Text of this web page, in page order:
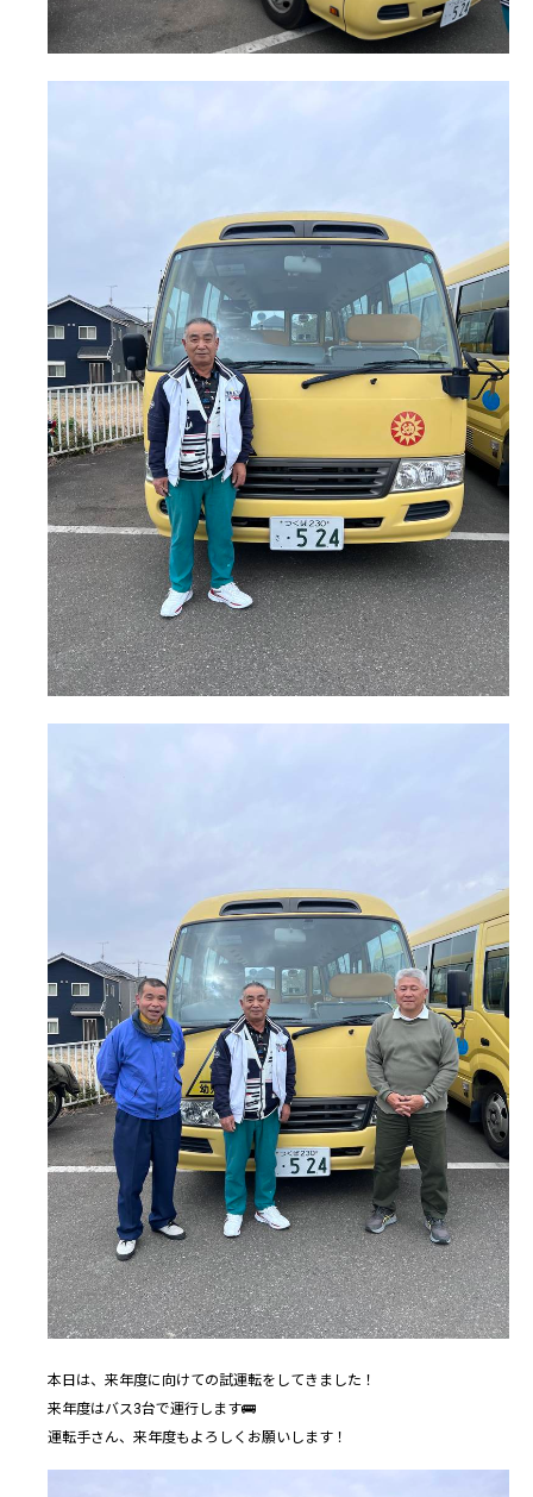
本日は、来年度に向けての試運転をしてきました！
来年度はバス3台で運行します🚌
運転手さん、来年度もよろしくお願いします！